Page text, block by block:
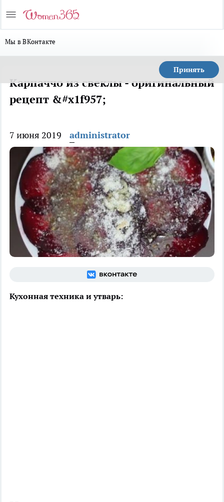
Мы в ВКонтакте
Принять
Карпаччо из свеклы - оригинальный
рецепт &#x1f957;
7 июня 2019 administrator
Кухонная техника и утварь: